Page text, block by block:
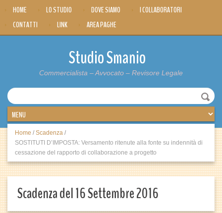
HOME LO STUDIO DOVE SIAMO
I COLLABORATORI
CONTATTI
LINK AREA PAGHE
Studio Smanio
Commercialista – Avvocato – Revisore Legale
Home / Scadenza /
SOSTITUTI D’IMPOSTA: Versamento ritenute alla fonte su indennità di
cessazione del rapporto di collaborazione a progetto
Scadenza del 16 Settembre 2016